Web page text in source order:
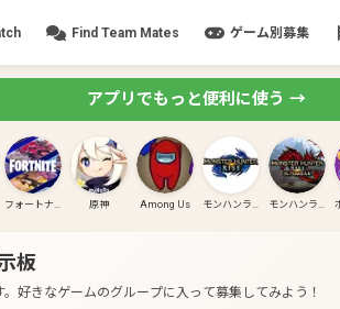
Find Team Mates ゲーム別募集
アプリでもっと便利に使う →
フォートナイト 原神 Among Us モンハンライズ モンハンライズ:サンブレイク
板
好きなゲームのグループに入って募集してみよう！